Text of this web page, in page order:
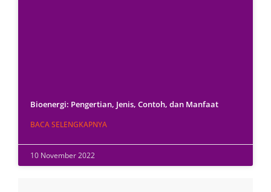
Bioenergi: Pengertian, Jenis, Contoh, dan Manfaat
BACA SELENGKAPNYA
10 November 2022